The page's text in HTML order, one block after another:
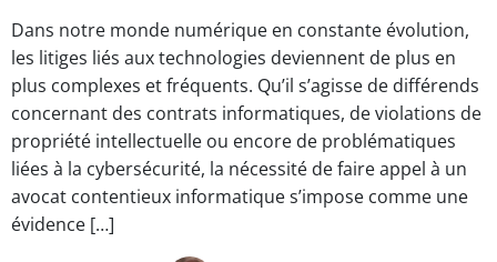
Dans notre monde numérique en constante évolution,
les litiges liés aux technologies deviennent de plus en
plus complexes et fréquents. Qu’il s’agisse de différends
concernant des contrats informatiques, de violations de
propriété intellectuelle ou encore de problématiques
liées à la cybersécurité, la nécessité de faire appel à un
avocat contentieux informatique s’impose comme une
évidence […]